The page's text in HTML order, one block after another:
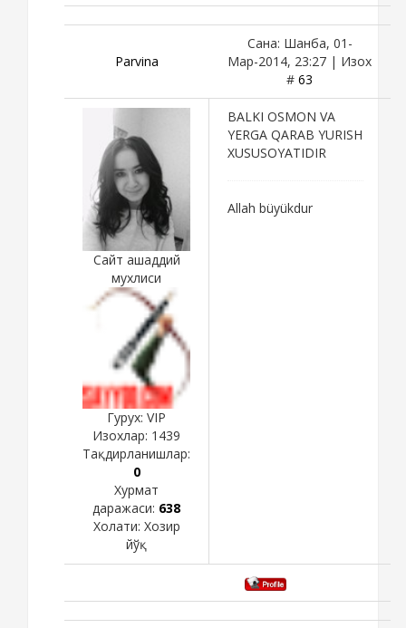
Parvina
Сана: Шанба, 01-
Мар-2014, 23:27 | Изох
# 63
Сайт ашаддий
мухлиси
Гурух: VIP
Изохлар: 1439
Тақдирланишлар:
0
Хурмат
даражаси: 638
Холати: Хозир
йўқ
BALKI OSMON VA
YERGA QARAB YURISH
XUSUSOYATIDIR
Allah büyükdur